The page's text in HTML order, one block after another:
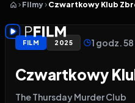
Filmy Czwartkowy Klub
FILM 2025 1 godz.
Czwartkowy
The Thursday Murder Club